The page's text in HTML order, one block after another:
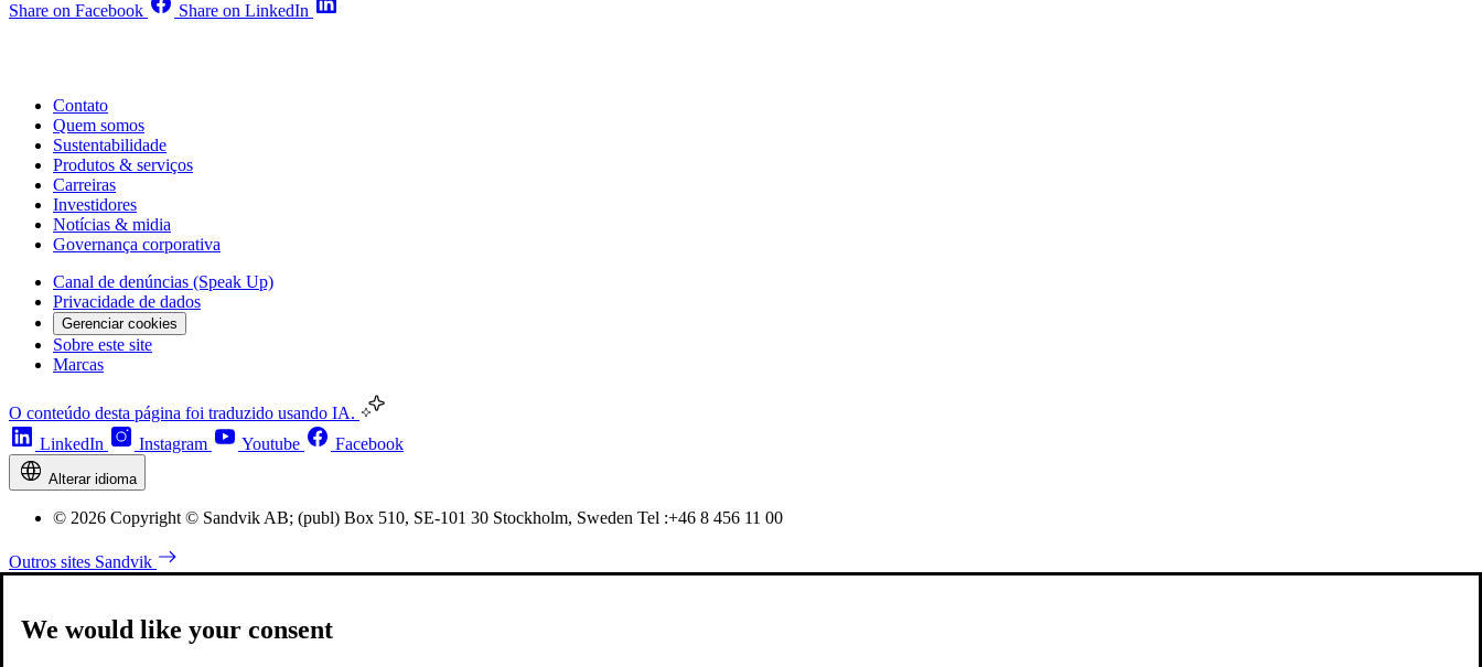
Share on Facebook
Share on LinkedIn
Contato
Quem somos
Sustentabilidade
Produtos & serviços
Carreiras
Investidores
Notícias & midia
Governança corporativa
Canal de denúncias (Speak Up)
Privacidade de dados
Gerenciar cookies
Sobre este site
Marcas
O conteúdo desta página foi traduzido usando IA.
LinkedIn
Instagram Youtube Facebook
Alterar idioma
© 2026 Copyright © Sandvik AB; (publ) Box 510, SE-101 30 Stockholm, Sweden Tel :+46 8 456 11 00
Outros sites Sandvik
We would like your consent